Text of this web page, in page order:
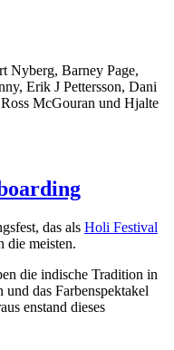
Nyberg, Barney Page,
Erik J Pettersson, Dani
McGouran und Hjalte
das als Holi Festival
die meisten.
die indische Tradition in
das Farbenspektakel
enstand dieses